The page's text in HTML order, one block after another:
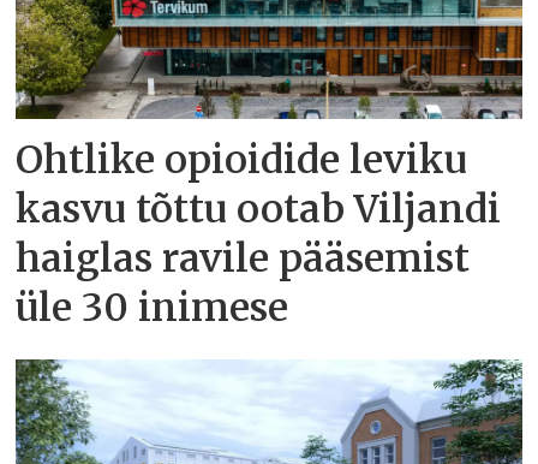
Ohtlike opioidide leviku
kasvu tõttu ootab Viljandi
haiglas ravile pääsemist
üle 30 inimese